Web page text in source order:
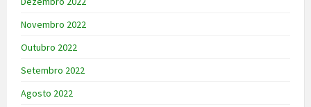
Novembro 2022
Outubro 2022
Setembro 2022
Agosto 2022